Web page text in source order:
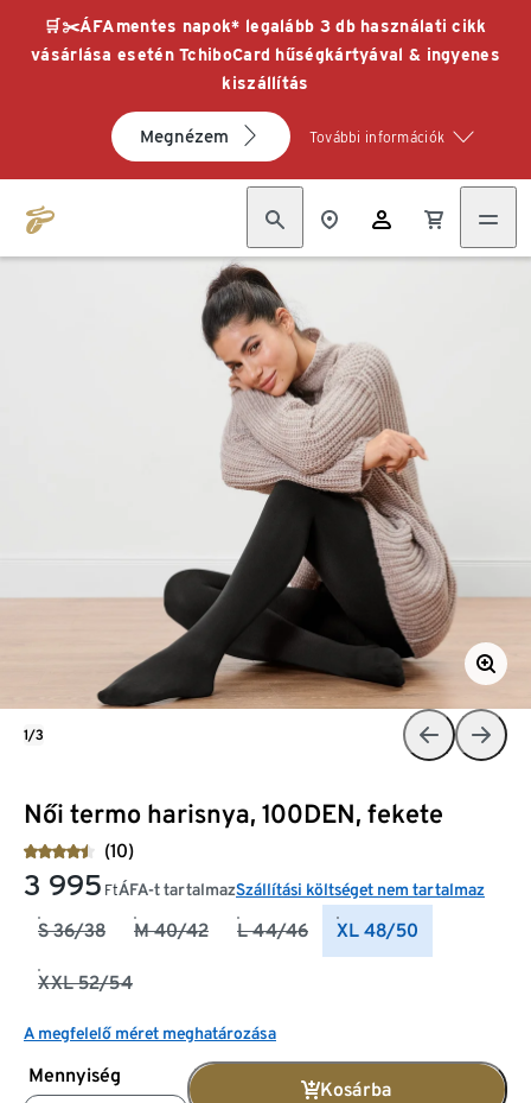
🛒✂️ÁFAmentes napok* legalább 3 db használati cikk
vásárlása esetén TchiboCard hűségkártyával & ingyenes
kiszállítás
Megnézem További információk
Női termo harisnya, 100DEN, fekete
(10)
3 995 FtÁFA-t tartalmazSzállítási költséget nem tartalmaz
S 36/38 M 40/42 L 44/46 XL 48/50
XXL 52/54
A megfelelő méret meghatározása
Mennyiség
Kosárba
1/3